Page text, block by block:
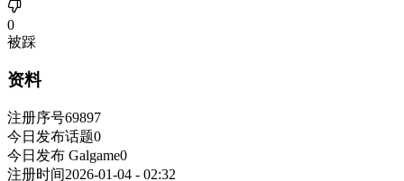
0
被踩
资料
注册序号69897
今日发布话题0
今日发布 Galgame0
注册时间2026-01-04 - 02:32